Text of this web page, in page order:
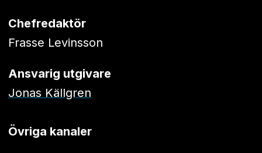
Chefredaktör
Frasse Levinsson
Ansvarig utgivare
Jonas Källgren
Övriga kanaler